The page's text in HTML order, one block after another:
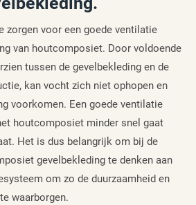
zorgen voor een goede ventilatie
van houtcomposiet. Door voldoende
tussen de gevelbekleding en de
kan vocht zich niet ophopen en
voorkomen. Een goede ventilatie
houtcomposiet minder snel gaat
Het is dus belangrijk om bij de
gevelbekleding te denken aan
om zo de duurzaamheid en
waarborgen.